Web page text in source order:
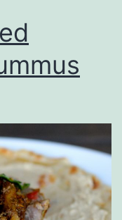
i
p
z
a
m
e